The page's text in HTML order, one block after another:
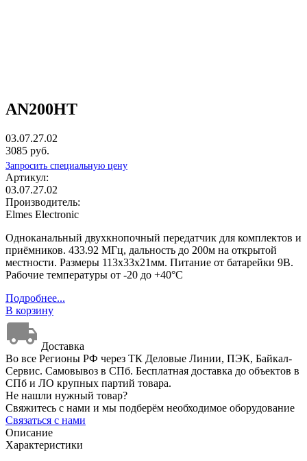
AN200HT
03.07.27.02
3085 руб.
Запросить специальную цену
Артикул:
03.07.27.02
Производитель:
Elmes Electronic
Одноканальный двухкнопочный передатчик для комплектов и
приёмников. 433.92 МГц, дальность до 200м на открытой
местности. Размеры 113х33х21мм. Питание от батарейки 9В.
Рабочие температуры от -20 до +40°С
Подробнее...
В корзину
Доставка
Во все Регионы РФ через ТК Деловые Линии, ПЭК, Байкал-
Сервис. Самовывоз в СПб. Бесплатная доставка до объектов в
СПб и ЛО крупных партий товара.
Не нашли нужный товар?
Свяжитесь с нами и мы подберём необходимое оборудование
Связаться с нами
Описание
Характеристики